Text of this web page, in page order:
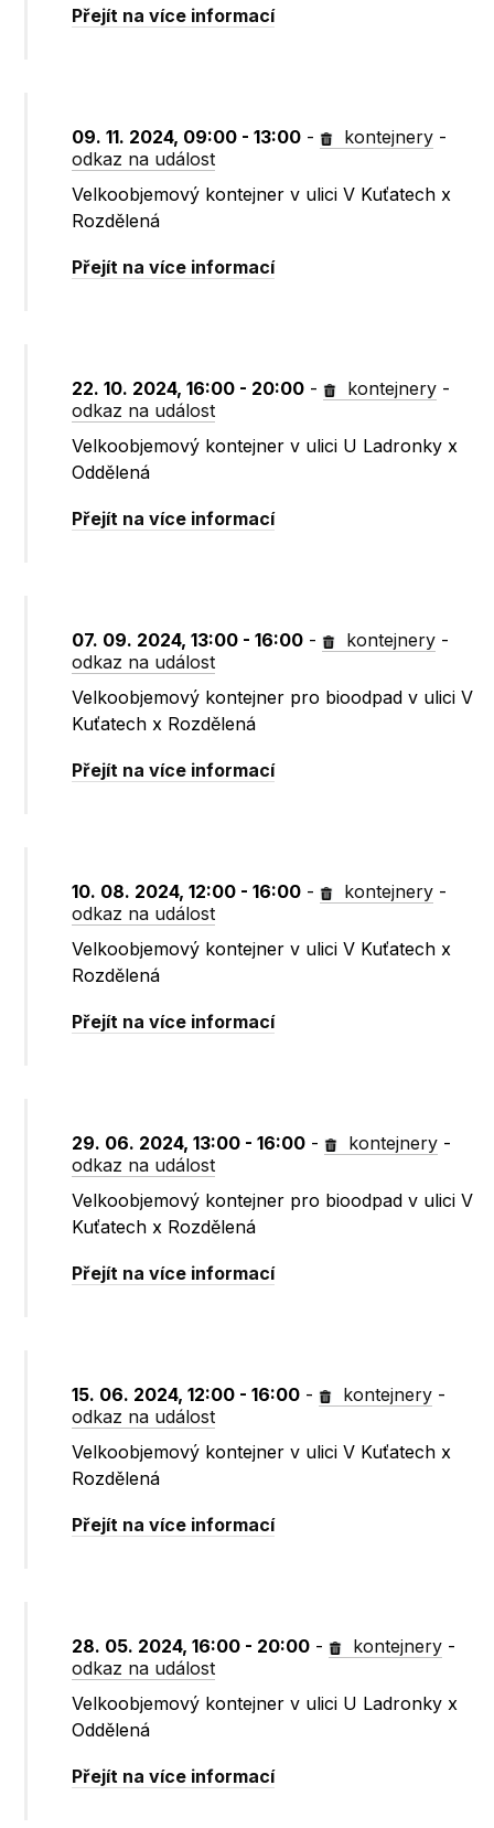
Přejít na více informací
09. 11. 2024, 09:00 - 13:00 - kontejnery -
odkaz na událost
Velkoobjemový kontejner v ulici V Kuťatech x
Rozdělená
Přejít na více informací
22. 10. 2024, 16:00 - 20:00 - kontejnery -
odkaz na událost
Velkoobjemový kontejner v ulici U Ladronky x
Oddělená
Přejít na více informací
07. 09. 2024, 13:00 - 16:00 - kontejnery -
odkaz na událost
Velkoobjemový kontejner pro bioodpad v ulici V
Kuťatech x Rozdělená
Přejít na více informací
10. 08. 2024, 12:00 - 16:00 - kontejnery -
odkaz na událost
Velkoobjemový kontejner v ulici V Kuťatech x
Rozdělená
Přejít na více informací
29. 06. 2024, 13:00 - 16:00 - kontejnery -
odkaz na událost
Velkoobjemový kontejner pro bioodpad v ulici V
Kuťatech x Rozdělená
Přejít na více informací
15. 06. 2024, 12:00 - 16:00 - kontejnery -
odkaz na událost
Velkoobjemový kontejner v ulici V Kuťatech x
Rozdělená
Přejít na více informací
28. 05. 2024, 16:00 - 20:00 - kontejnery -
odkaz na událost
Velkoobjemový kontejner v ulici U Ladronky x
Oddělená
Přejít na více informací